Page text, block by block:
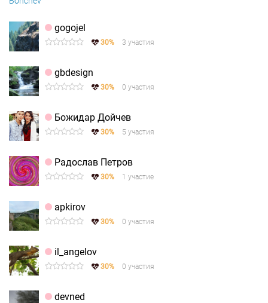
gogojel
30% 3 участия
gbdesign
30% 0 участия
Божидар Дойчев
30% 5 участия
Радослав Петров
30% 1 участие
apkirov
30% 0 участия
il_angelov
30% 0 участия
devned